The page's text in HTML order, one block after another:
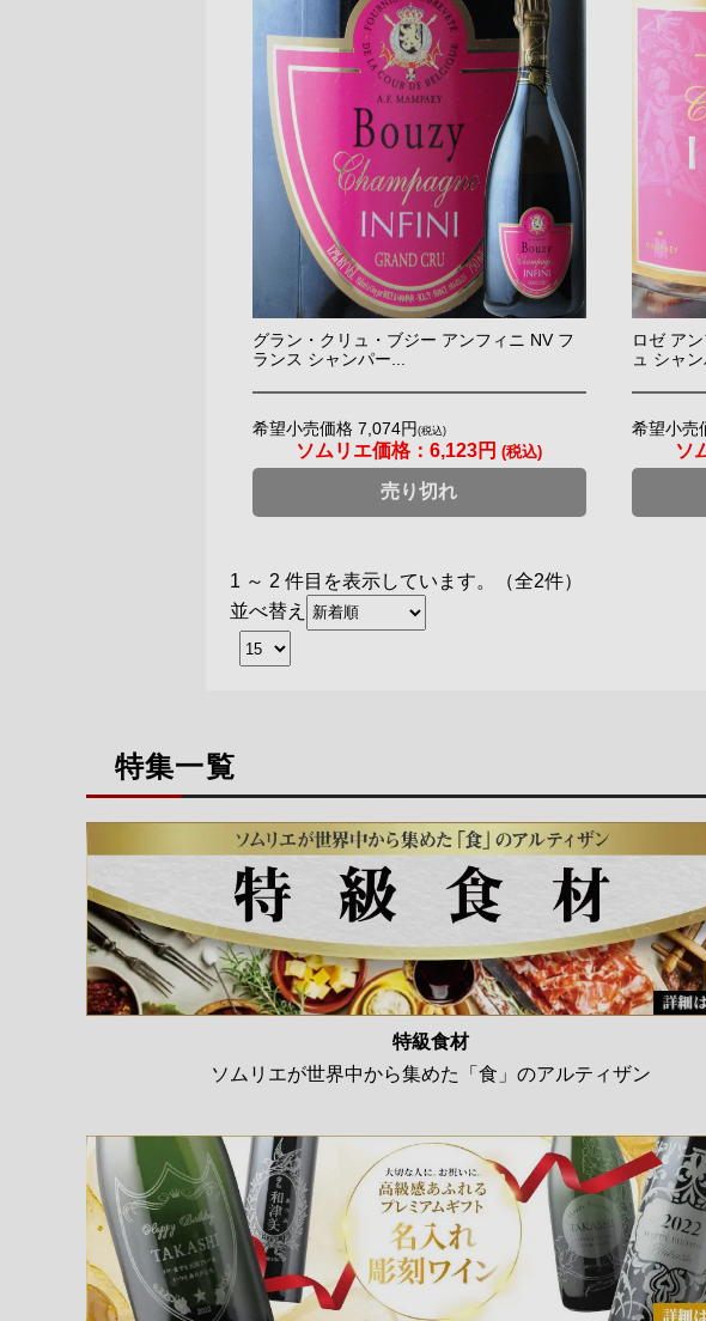
グラン・クリュ・ブジー アンフィニ NV フ
ランス シャンパー...
希望小売価格 7,074円(税込)
ソムリエ価格：6,123円 (税込)
売り切れ
ロゼ ア
ュ シャン
希望小売
ソ
1 ～ 2 件目を表示しています。（全2件）
並べ替え
特集一覧
特級食材
ソムリエが世界中から集めた「食」のアルティザン